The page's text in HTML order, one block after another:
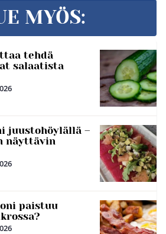
MYÖS:
tehdä
salaatista
juustohöylällä –
näyttävin
paistuu